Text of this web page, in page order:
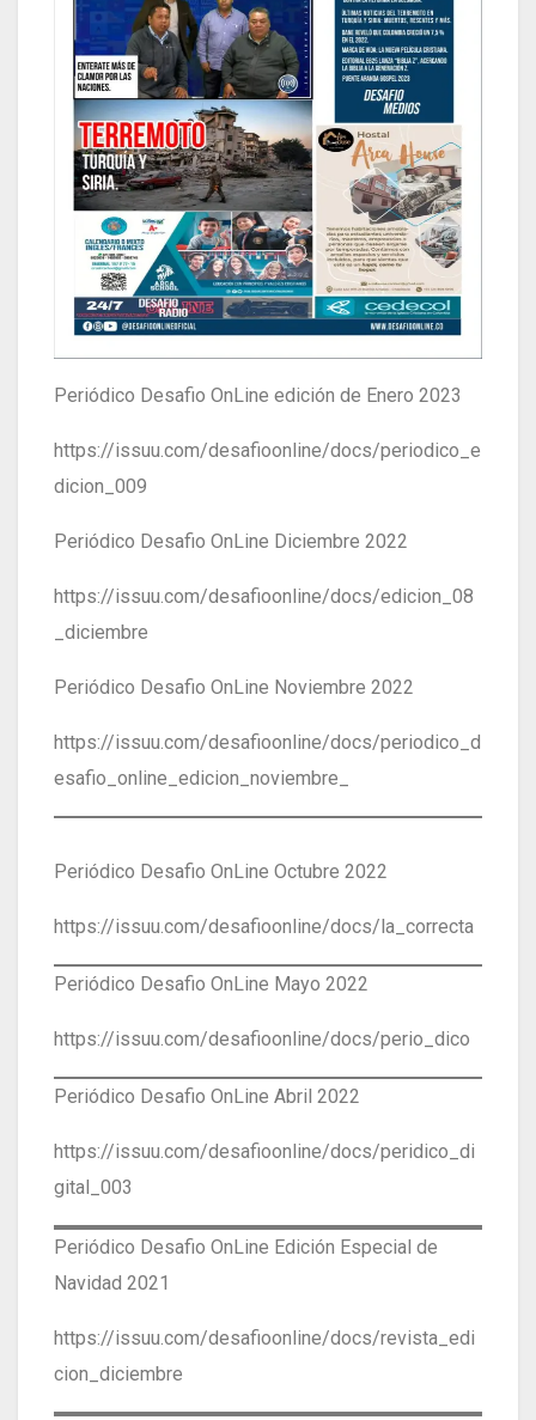
Periódico Desafio OnLine edición de Enero 2023
https://issuu.com/desafioonline/docs/periodico_e
dicion_009
Periódico Desafio OnLine Diciembre 2022
https://issuu.com/desafioonline/docs/edicion_08
_diciembre
Periódico Desafio OnLine Noviembre 2022
https://issuu.com/desafioonline/docs/periodico_d
esafio_online_edicion_noviembre_
Periódico Desafio OnLine Octubre 2022
https://issuu.com/desafioonline/docs/la_correcta
Periódico Desafio OnLine Mayo 2022
https://issuu.com/desafioonline/docs/perio_dico
Periódico Desafio OnLine Abril 2022
https://issuu.com/desafioonline/docs/peridico_di
gital_003
Periódico Desafio OnLine Edición Especial de
Navidad 2021
https://issuu.com/desafioonline/docs/revista_edi
cion_diciembre